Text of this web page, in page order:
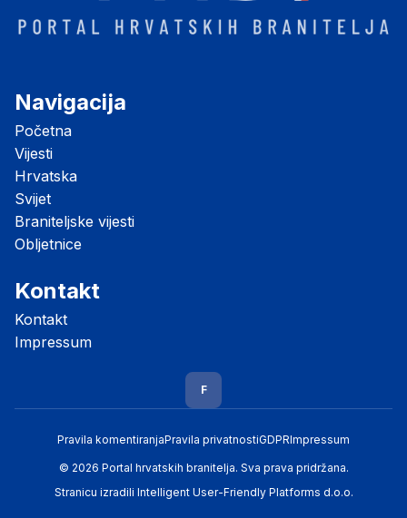
Navigacija
Početna
Vijesti
Hrvatska
Svijet
Braniteljske vijesti
Obljetnice
Kontakt
Kontakt
Impressum
F
Pravila komentiranjaPravila privatnostiGDPRImpressum
© 2026 Portal hrvatskih branitelja. Sva prava pridržana.
Stranicu izradili Intelligent User-Friendly Platforms d.o.o.